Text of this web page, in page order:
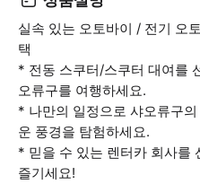
실속 있는 오토바이 / 전기 오
택
* 전동 스쿠터/스쿠터 대여를
오류구를 여행하세요.
* 나만의 일정으로 샤오류구
운 풍경을 탐험하세요.
* 믿을 수 있는 렌터카 회사를
즐기세요!